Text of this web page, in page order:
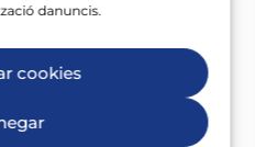
danuncis.
cookies
net. Aquesta tasca sol
accedeixen, d’una
coneixement de